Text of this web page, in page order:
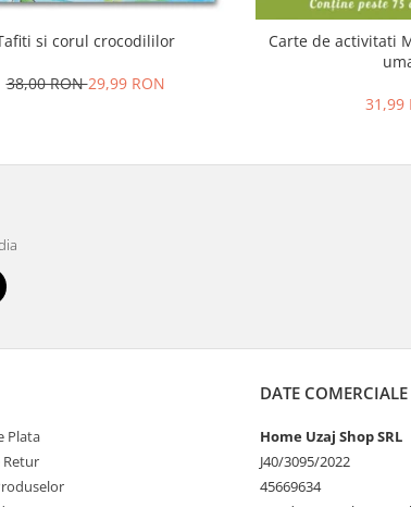
si corul crocodililor
38,00 RON29,99 RON
Carte de activitati
31,99
Plata
Retur
DATE COMERCIALE
Home Uzaj Shop SRL
J40/3095/2022
45669634